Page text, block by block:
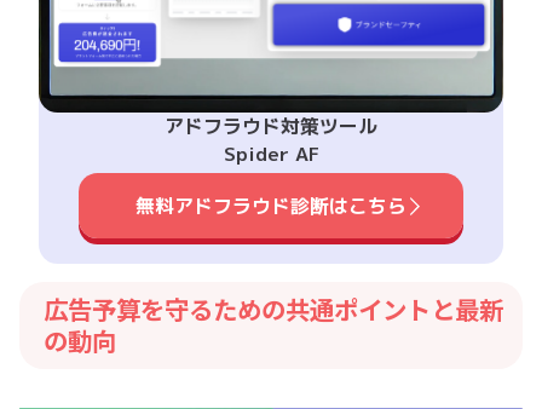
アドフラウド対策ツール
Spider AF
無料アドフラウド診断はこちら
広告予算を守るための共通ポイントと最新
の動向